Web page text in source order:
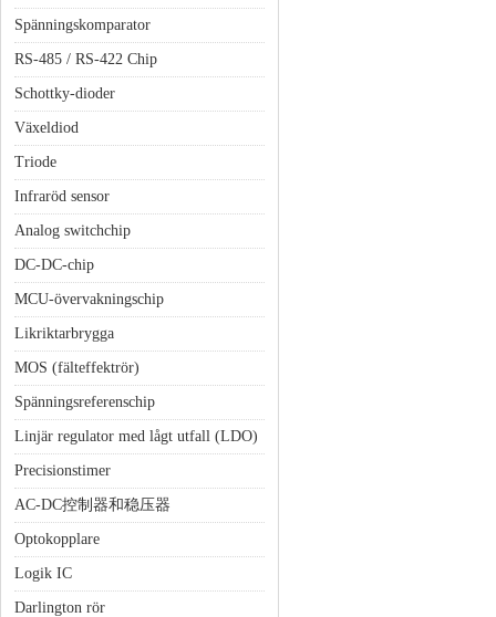
Spänningskomparator
RS-485 / RS-422 Chip
Schottky-dioder
Växeldiod
Triode
Infraröd sensor
Analog switchchip
DC-DC-chip
MCU-övervakningschip
Likriktarbrygga
MOS (fälteffektrör)
Spänningsreferenschip
Linjär regulator med lågt utfall (LDO)
Precisionstimer
AC-DC控制器和稳压器
Optokopplare
Logik IC
Darlington rör